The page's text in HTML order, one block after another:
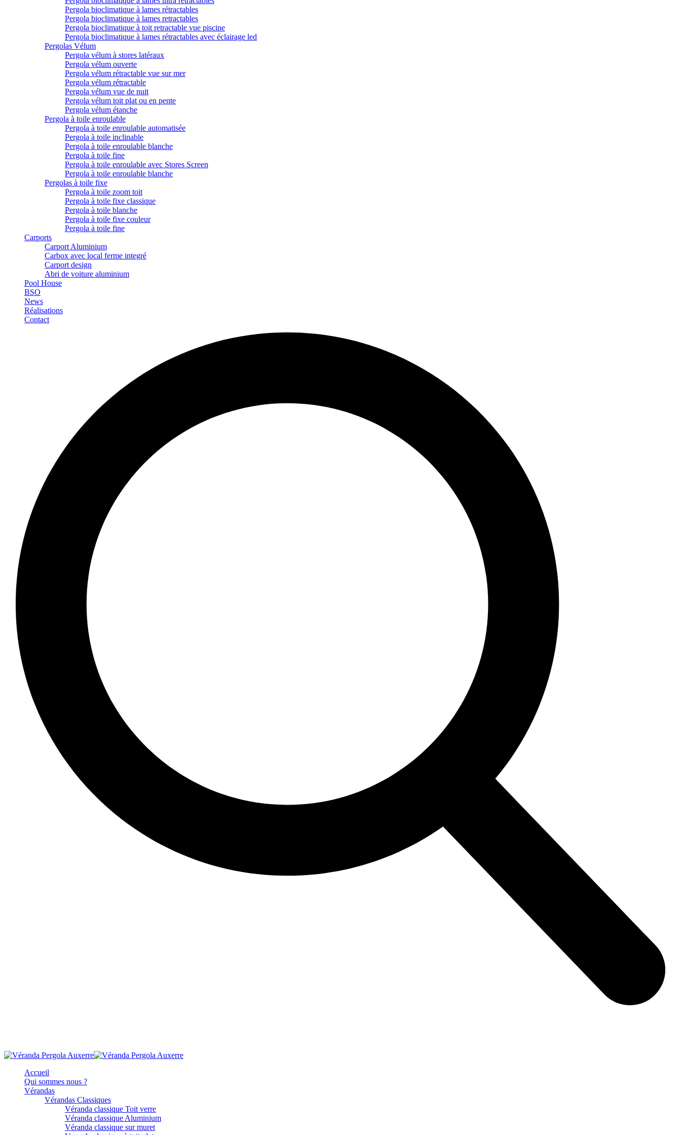
Pergola bioclimatique à lames rétractables
Pergola bioclimatique à lames retractables
Pergola bioclimatique à toit retractable vue piscine
Pergola bioclimatique à lames rétractables avec éclairage led
Pergolas Vélum
Pergola vélum à stores latéraux
Pergola vélum ouverte
Pergola vélum rétractable vue sur mer
Pergola vélum rétractable
Pergola vélum vue de nuit
Pergola vélum toit plat ou en pente
Pergola vélum étanche
Pergola à toile enroulable
Pergola à toile enroulable automatisée
Pergola à toile inclinable
Pergola à toile enroulable blanche
Pergola à toile fine
Pergola à toile enroulable avec Stores Screen
Pergola à toile enroulable blanche
Pergolas à toile fixe
Pergola à toile zoom toit
Pergola à toile fixe classique
Pergola à toile blanche
Pergola à toile fixe couleur
Pergola à toile fine
Carports
Carport Aluminium
Carbox avec local ferme integré
Carport design
Abri de voiture aluminium
Pool House
BSO
News
Réalisations
Contact
Accueil
Qui sommes nous ?
Vérandas
Vérandas Classiques
Véranda classique Toit verre
Véranda classique Aluminium
Véranda classique sur muret